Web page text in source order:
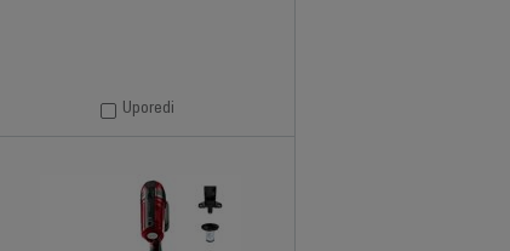
Uporedi